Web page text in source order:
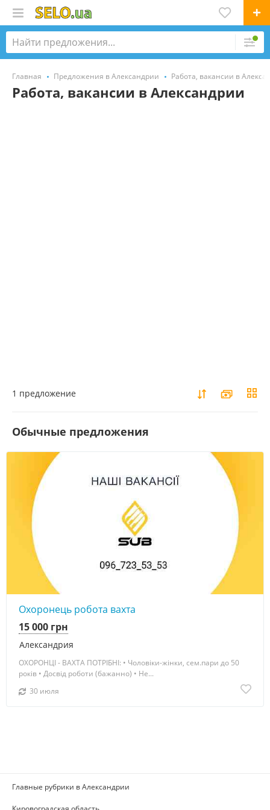
Главная Предложения в Александрии Работа, вакансии в
Работа, вакансии в Александрии
1 предложение
Обычные предложения
Охоронець робота вахта
Александрия
15 000 грн
ОХОРОНЦІ - ВАХТА ПОТРІБНІ: • Чоловіки-жінки, сем.пари до 50
років • Досвід роботи (бажанно) • Не...
30 июля
Главные рубрики в Александрии